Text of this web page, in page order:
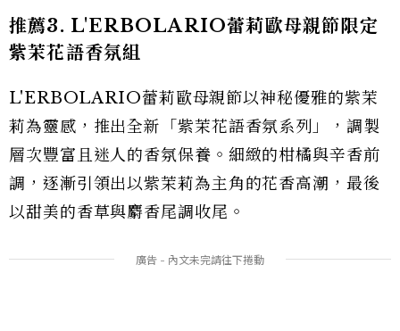
推薦3. L'ERBOLARIO蕾莉歐母親節限定
紫茉花語香氛組
L'ERBOLARIO蕾莉歐母親節以神秘優雅的紫茉
莉為靈感，推出全新「紫茉花語香氛系列」，調製
層次豐富且迷人的香氛保養。細緻的柑橘與辛香前
調，逐漸引領出以紫茉莉為主角的花香高潮，最後
以甜美的香草與麝香尾調收尾。